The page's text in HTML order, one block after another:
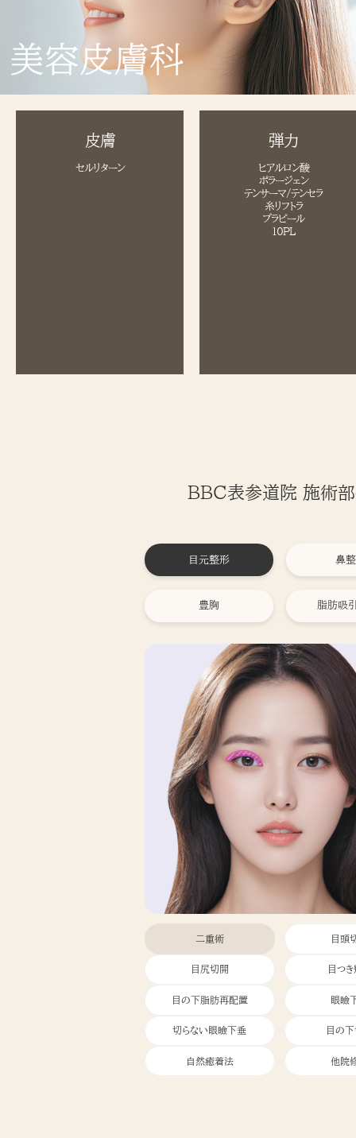
皮膚
セルリターン
弾力
ヒアルロン酸
ポラージェン
テンサーマ/テンセラ
糸リフトラ
プラピール
10PL
BBC表参道院 施術
目元整形 鼻
豊胸 脂肪吸
二重術 目頭
目尻切開 目つ
目の下脂肪再配置 眼瞼
切らない眼瞼下垂 目の
自然癒着法 他院